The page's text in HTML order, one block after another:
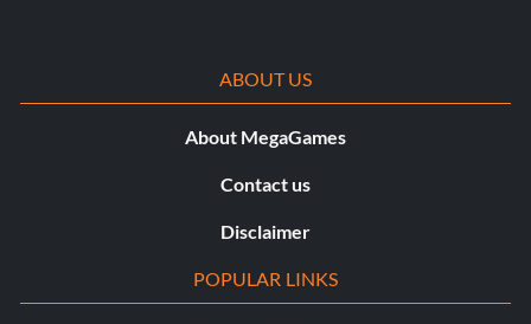
ABOUT US
About MegaGames
Contact us
Disclaimer
POPULAR LINKS